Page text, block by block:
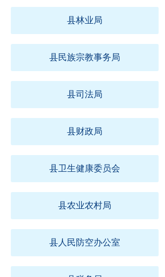
县林业局
县民族宗教事务局
县司法局
县财政局
县卫生健康委员会
县农业农村局
县人民防空办公室